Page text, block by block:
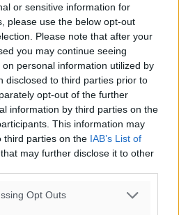
or sensitive information for
please use the below opt-out
Please note that after your
you may continue seeing
personal information utilized by
disclosed to third parties prior to
opt-out of the further
information by third parties on the
This information may
third parties on the IAB’s List of
that may further disclose it to other
Opt Outs
σήμερα το πρωί
από αυτούς μεταφέρθηκαν
Επί τόπου βρέθηκε ο